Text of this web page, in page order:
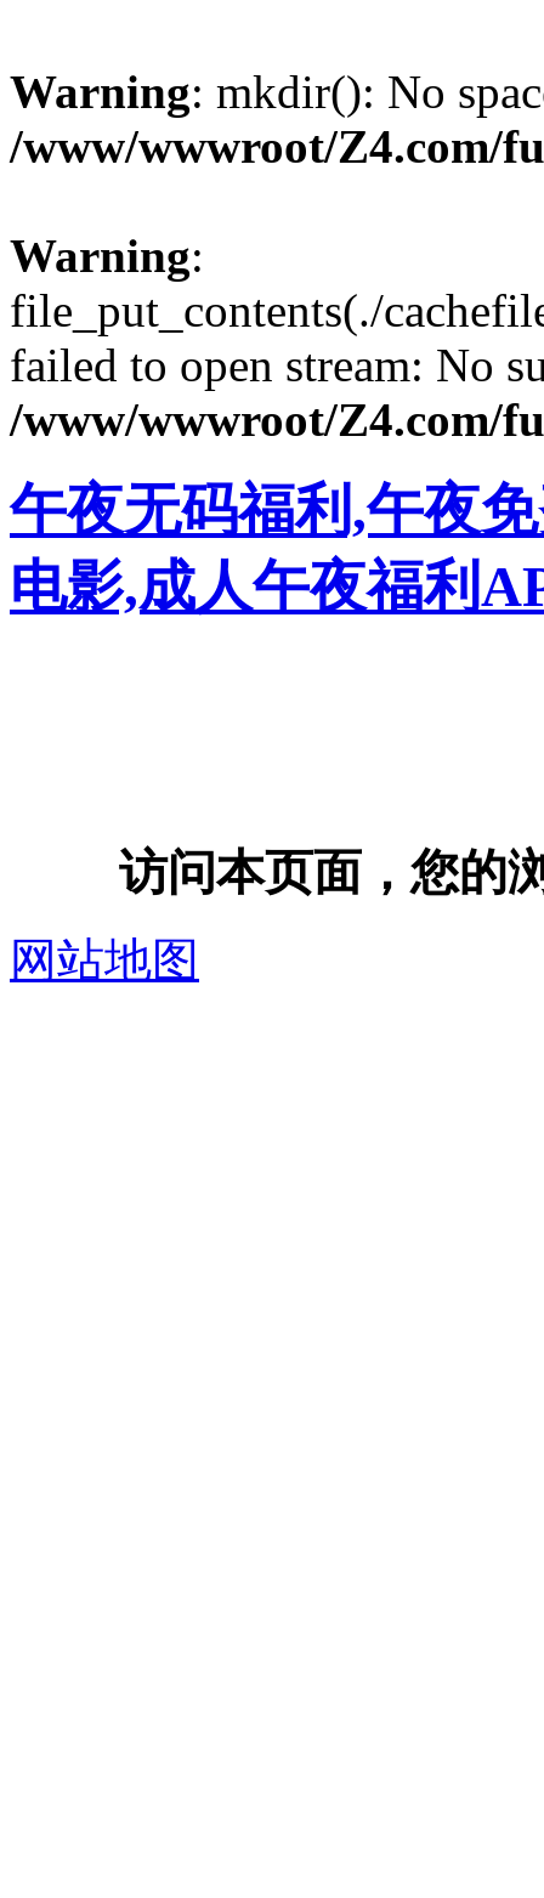
Warning: mkdir(): No
/www/wwwroot/Z4.com/
Warning:
file_put_contents(./
failed to open stream: No
/www/wwwroot/Z4.com/
午夜无码福利,午夜
电影,成人午夜福利
访问本页面，您的
网站地图